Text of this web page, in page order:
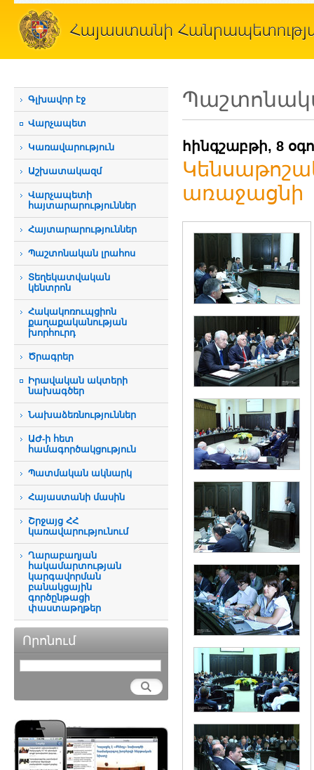
Գլխավոր էջ
Վարչապետ
Կառավարություն
Աշխատակազմ
Վարչապետի
հայտարարություններ
Հայտարարություններ
Պաշտոնական լրահոս
Տեղեկատվական
կենտրոն
Հակակոռուպցիոն
քաղաքականության
խորհուրդ
Ծրագրեր
Իրավական ակտերի
նախագծեր
Նախաձեռնություններ
ԱԺ-ի հետ
համագործակցություն
Պատմական ակնարկ
Հայաստանի մասին
Շրջայց ՀՀ
կառավարությունում
Ղարաբաղյան
հակամարտության
կարգավորման
բանակցային
գործընթացի
փաստաթղթեր
Որոնում
հինգշաբթի, 8
առաջացնի